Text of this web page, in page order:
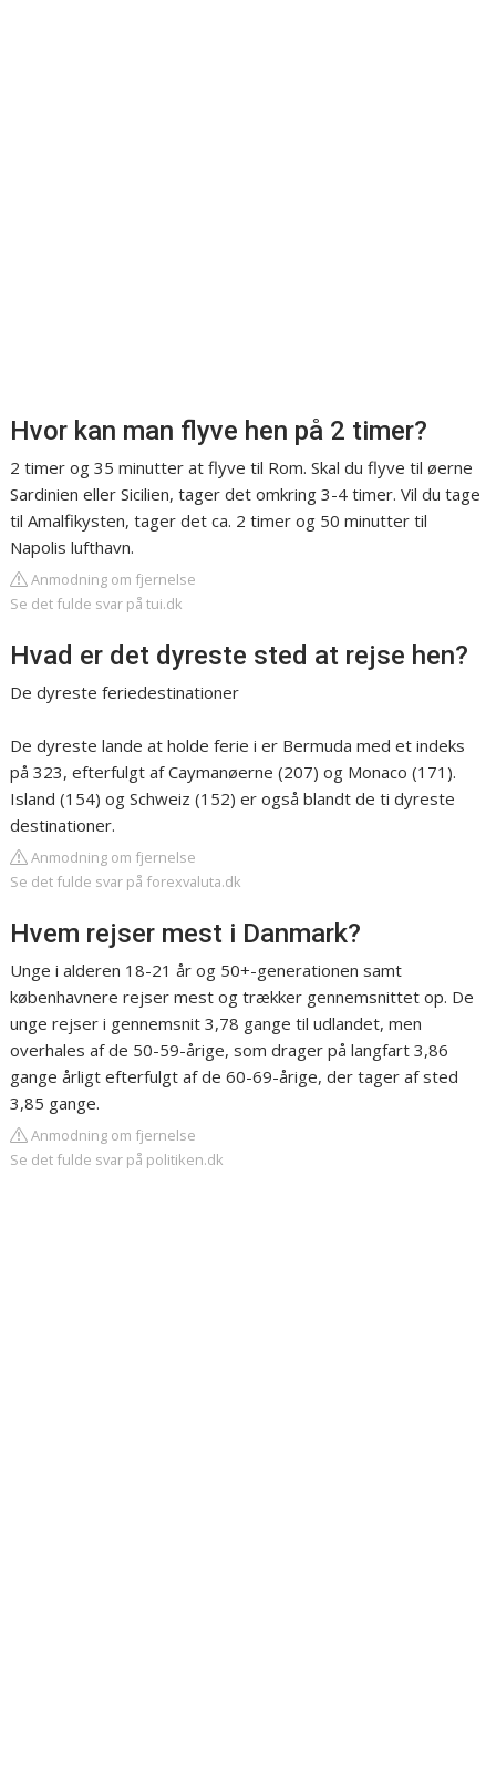
Hvor kan man flyve hen på 2 timer?
2 timer og 35 minutter at flyve til Rom. Skal du flyve til øerne
Sardinien eller Sicilien, tager det omkring 3-4 timer. Vil du tage
til Amalfikysten, tager det ca. 2 timer og 50 minutter til
Napolis lufthavn.
Anmodning om fjernelse
Se det fulde svar på tui.dk
Hvad er det dyreste sted at rejse hen?
De dyreste feriedestinationer
De dyreste lande at holde ferie i er Bermuda med et indeks
på 323, efterfulgt af Caymanøerne (207) og Monaco (171).
Island (154) og Schweiz (152) er også blandt de ti dyreste
destinationer.
Anmodning om fjernelse
Se det fulde svar på forexvaluta.dk
Hvem rejser mest i Danmark?
Unge i alderen 18-21 år og 50+-generationen samt
københavnere rejser mest og trækker gennemsnittet op. De
unge rejser i gennemsnit 3,78 gange til udlandet, men
overhales af de 50-59-årige, som drager på langfart 3,86
gange årligt efterfulgt af de 60-69-årige, der tager af sted
3,85 gange.
Anmodning om fjernelse
Se det fulde svar på politiken.dk